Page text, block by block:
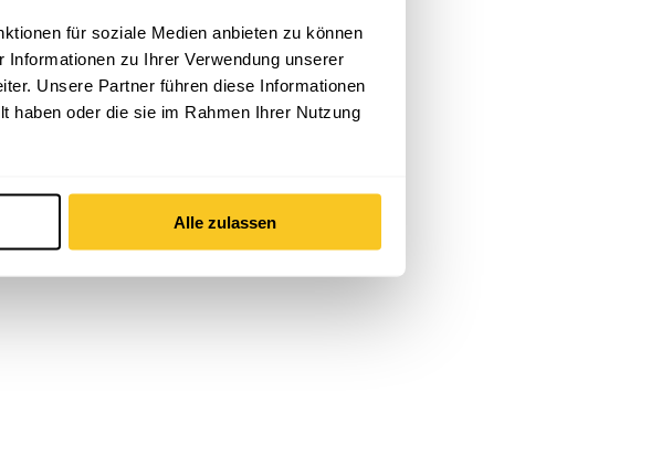
für soziale Medien anbieten zu können
zu Ihrer Verwendung unserer
Unsere Partner führen diese Informationen
haben oder die sie im Rahmen Ihrer Nutzung
Alle zulassen